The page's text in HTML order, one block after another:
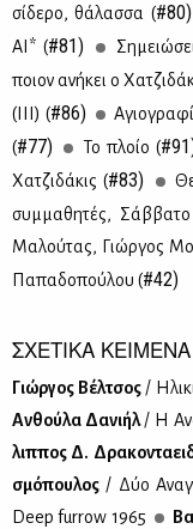
σί­δε­ρο, θά­λασ­σα (#80)
ΑΙ* (#81)
ποιον ανή­κει ο
(III) (#86)
(#77) Το πλοίο (
Χα­τζι­δά­κις (#83)
συμ­μα­θη­τές,
Μα­λού­τας, Γιώρ­γος
Πα­πα­δο­πού­λου (#42)
ΣΧΕΤΙΚΑ ΚΕΙΜΕΝΑ
Γιώρ­γος Βέλ­τσος /
Αν­θού­λα Δα­νι­ήλ/ Η
λιπ­πος Δ.
σμό­που­λος / Δύο
Deep furrow 1965